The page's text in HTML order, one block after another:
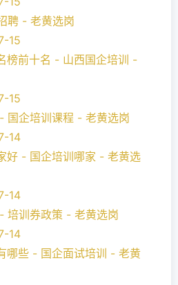
聘 - 老黄选岗
15
榜前十名 - 山西国企培训 -
15
国企培训课程 - 老黄选岗
14
好 - 国企培训哪家 - 老黄选
14
培训券政策 - 老黄选岗
14
哪些 - 国企面试培训 - 老黄